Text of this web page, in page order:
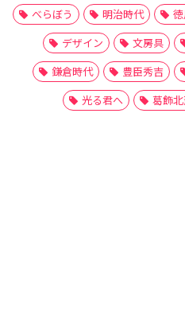
べらぼう
明治時代
デザイン
文房具
鎌倉時代
豊臣秀吉
光る君へ
葛飾